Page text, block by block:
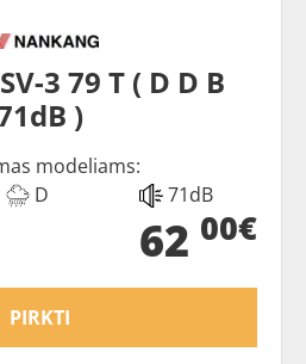
3 79 T ( D D B
)
modeliams:
D 71dB
62 00€
PIRKTI